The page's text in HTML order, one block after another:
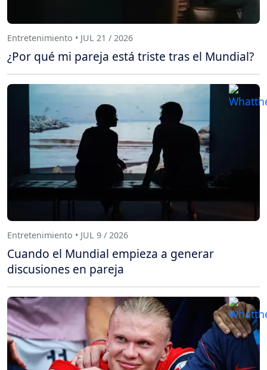
Entretenimiento • JUL 21 / 2026
¿Por qué mi pareja está triste tras el Mundial?
Entretenimiento • JUL 9 / 2026
Cuando el Mundial empieza a generar
discusiones en pareja